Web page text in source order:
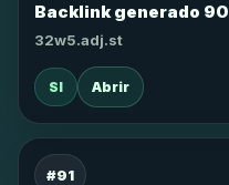
Backlink generado 90
32w5.adj.st
SI Abrir
#91